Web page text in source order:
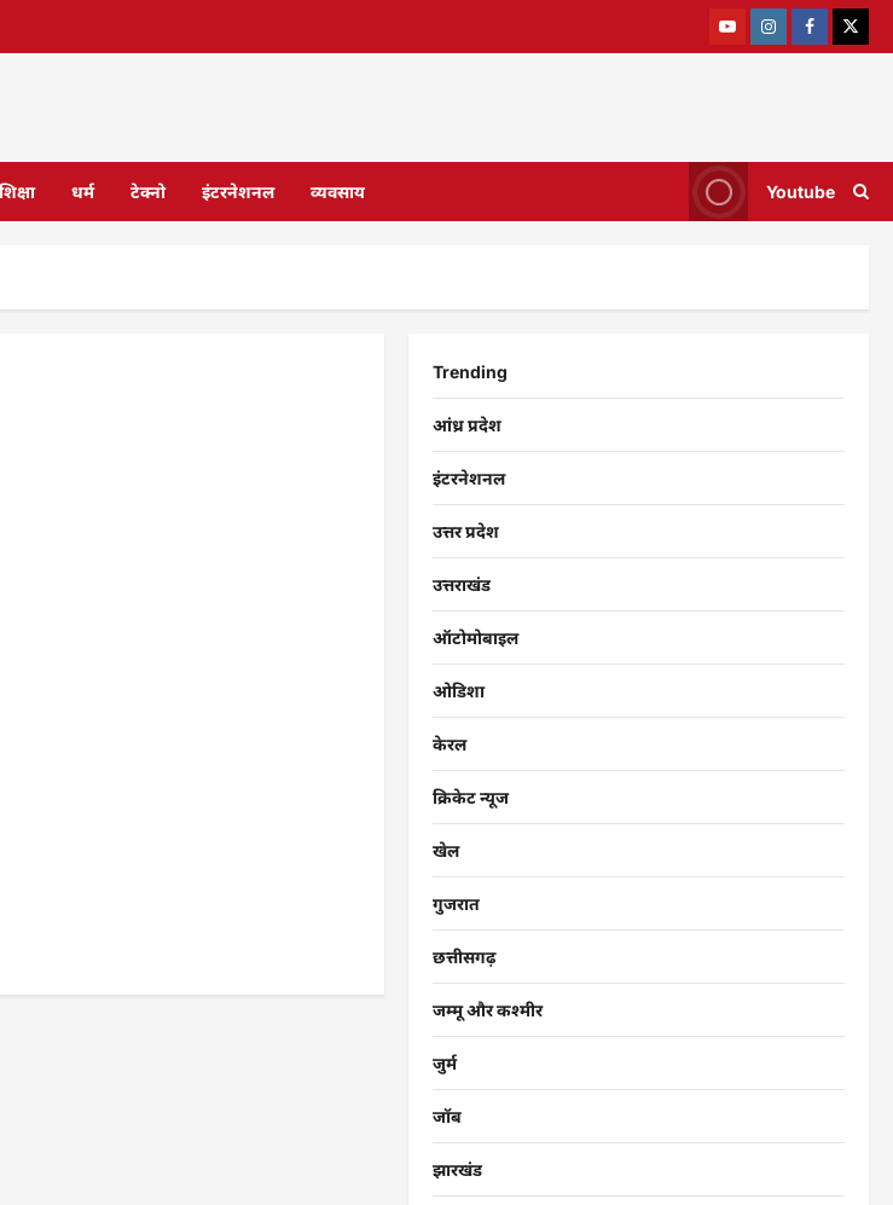
शिक्षा धर्म टेक्नो इंटरनेशनल व्यवसाय Youtube
Trending
आंध्र प्रदेश
इंटरनेशनल
उत्तर प्रदेश
उत्तराखंड
ऑटोमोबाइल
ओडिशा
केरल
क्रिकेट न्यूज
खेल
गुजरात
छत्तीसगढ़
जम्मू और कश्मीर
जुर्म
जॉब
झारखंड